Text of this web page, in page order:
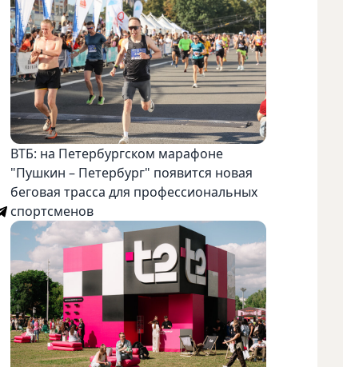
ВТБ: на Петербургском марафоне
"Пушкин – Петербург" появится новая
беговая трасса для профессиональных
спортсменов